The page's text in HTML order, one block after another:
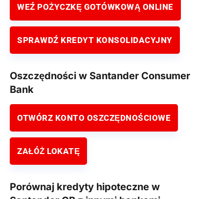
WEŹ POŻYCZKĘ GOTÓWKOWĄ ONLINE
SPRAWDŹ KREDYT KONSOLIDACYJNY
Oszczędności w Santander Consumer
Bank
OTWÓRZ KONTO OSZCZĘDNOŚCIOWE
ZAŁÓŻ LOKATĘ
Porównaj kredyty hipoteczne w